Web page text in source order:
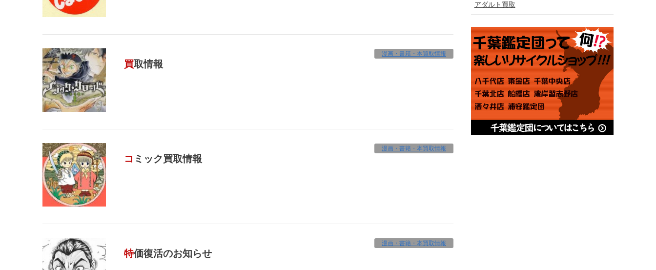
漫画・書籍・本買取情報
買取情報
漫画・書籍・本買取情報
コミック買取情報
漫画・書籍・本買取情報
特価復活のお知らせ
アダルト買取